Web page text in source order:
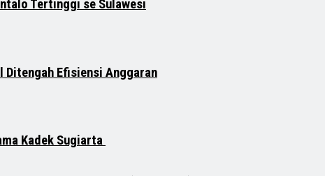
Tertinggi se Sulawesi
Ditengah Efisiensi Anggaran
Kadek Sugiarta